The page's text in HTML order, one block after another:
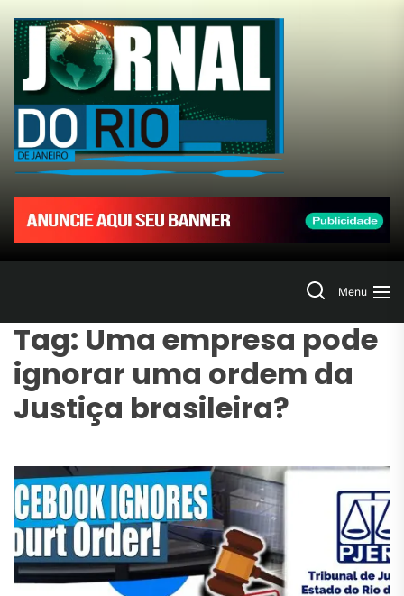
the
content
Jornal
do
Rio
de
SearchMenu
Tag: Uma empresa pode
ignorar uma ordem da
Justiça brasileira?